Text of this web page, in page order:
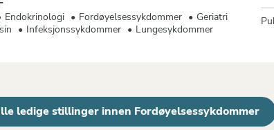
Endokrinologi Fordøyelsessykdommer
Geriatri
Infeksjonssykdommer
Lungesykdommer
ledige stillinger innen Fordøyelsessykdommer